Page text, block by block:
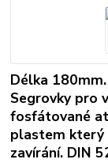
Délka
Segrovky pro
fosfátované
plastem který
zavírání. DIN